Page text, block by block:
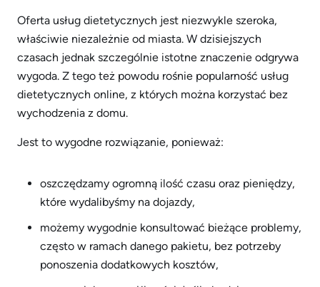
Oferta usług dietetycznych jest niezwykle szeroka,
właściwie niezależnie od miasta. W dzisiejszych
czasach jednak szczególnie istotne znaczenie odgrywa
wygoda. Z tego też powodu rośnie popularność usług
dietetycznych online, z których można korzystać bez
wychodzenia z domu.
Jest to wygodne rozwiązanie, ponieważ:
oszczędzamy ogromną ilość czasu oraz pieniędzy,
które wydalibyśmy na dojazdy,
możemy wygodnie konsultować bieżące problemy,
często w ramach danego pakietu, bez potrzeby
ponoszenia dodatkowych kosztów,